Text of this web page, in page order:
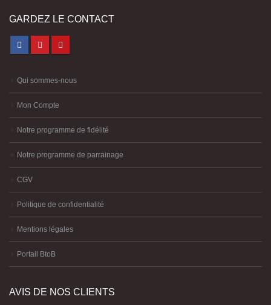
GARDEZ LE CONTACT
Qui sommes-nous
Mon Compte
Notre programme de fidélité
Notre programme de parrainage
CGV
Politique de confidentialité
Mentions légales
Portail BtoB
AVIS DE NOS CLIENTS